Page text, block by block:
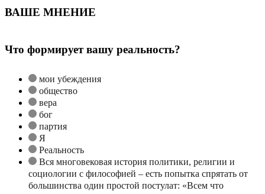
ВАШЕ МНЕНИЕ
Что формирует вашу реальность?
мои убеждения
общество
вера
бог
партия
Я
Реальность
Вся многовековая история политики, религии и
социологии с философией – есть попытка спрятать от
большинства один простой постулат: «Всем что